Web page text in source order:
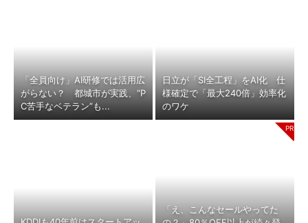
「全員向け」AI研修では活用広
がらない？ 都城市が実践、“P
C苦手なベテラン”も...
日立が「SI全工程」をAI化 仕
様確定で「最大240倍」効率化
のワケ
「え、こんなセールやってた